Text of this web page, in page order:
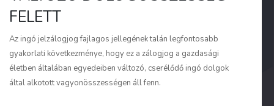
FELETT
Az ingó jelzálogjog fajlagos jellegének talán legfontosabb
gyakorlati következménye, hogy ez a zálogjog a gazdasági
életben általában egyedeiben változó, cserélődő ingó dolgok
által alkotott vagyonösszességen áll fenn.